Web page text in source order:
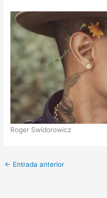
Roger Swidorowicz
← Entrada anterior